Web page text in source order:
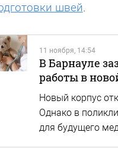
швей.
11 ноября, 14:54
В Барнауле
работы в
Новый корпус
Однако в
для будущего